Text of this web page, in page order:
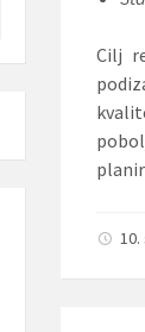
Cilj